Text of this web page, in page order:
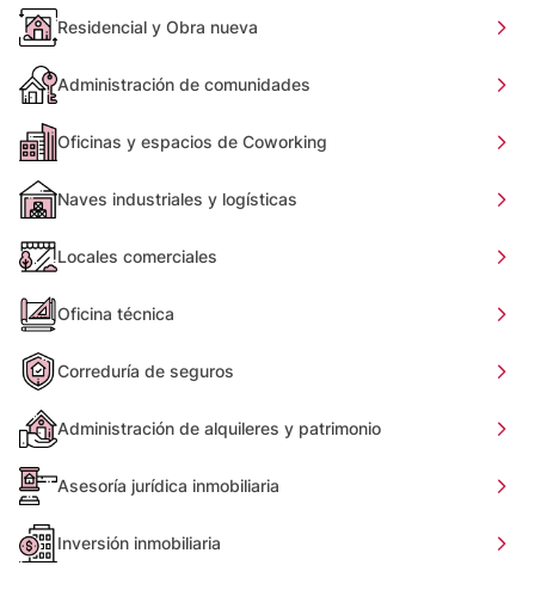
Residencial y Obra nueva
Administración de comunidades
Oficinas y espacios de Coworking
Naves industriales y logísticas
Locales comerciales
Oficina técnica
Correduría de seguros
Administración de alquileres y patrimonio
Asesoría jurídica inmobiliaria
Inversión inmobiliaria